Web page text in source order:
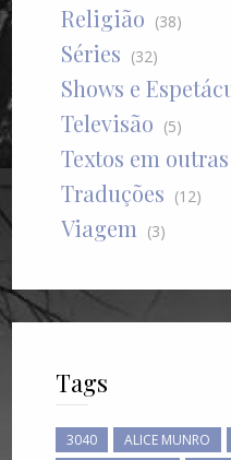
Religião (38)
Séries (32)
Shows e
Televisão (5)
Textos em
Traduções (12)
Viagem (3)
Tags
3040 ALICE MUNRO